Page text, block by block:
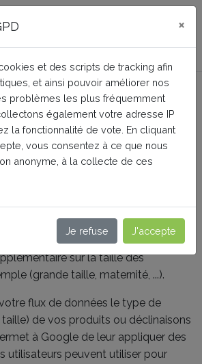
de préciser le type
d'un produit ?
Merchant Center (Google Shopping)
données produit de haute qualité
est surtout (mais pas
à l'habillement. Il sert à donner
sur la taille des
(grande taille, maternité, ...).
flux de données le type de
de vos produits ou déclinaisons
à Google de leur appliquer des
utilisateurs peuvent utiliser pour
×
et des scripts de tracking afin
et ainsi pouvoir améliorer nos
problèmes les plus fréquemment
également votre adresse IP
la fonctionnalité de vote. En cliquant
vous consentez à ce que nous
anonyme, à la collecte de ces
Je refuse J'accepte